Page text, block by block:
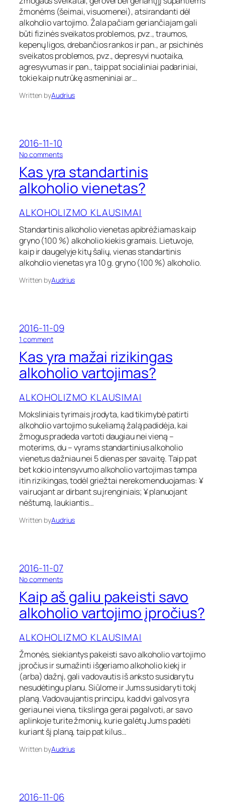
l
i
o
v
a
r
t
o
i
r
o
i
u
s
k
o
h
o
l
i
o
v
r
o
u
k
e
a
m
a
ž
a
l
a
?
žmonėms (šeimai, visuomenei), atsirandanti dėl
alkoholio vartojimo. Žala pačiam geriančiajam gali
būti fizinės sveikatos problemos, pvz., traumos,
kepenų ligos, drebančios rankos ir pan., ar psichinės
sveikatos problemos, pvz., depresyvi nuotaika,
agresyvumas ir pan., taip pat socialiniai padariniai,
tokie kaip nutrūkę asmeniniai ar…
Written byAudrius
2016-11-10
No commentso
K
a
s
r
s
t
a
n
d
a
i
s
l
k
o
h
o
l
i
o
v
i
e
n
e
t
a
s
?
Kas yra standartinis
alkoholio vienetas?
ALKOHOLIZMO KLAUSIMAI
Standartinis alkoholio vienetas apibrėžiamas kaip
gryno (100 %) alkoholio kiekis gramais. Lietuvoje,
kaip ir daugelyje kitų šalių, vienas standartinis
alkoholio vienetas yra 10 g. gryno (100 %) alkoholio.
Written byAudrius
2016-11-09
1 commento
K
a
s
r
m
a
ž
a
i
r
i
z
i
k
n
l
k
h
o
l
o
v
a
r
t
o
j
i
m
a
s
?
Kas yra mažai rizikingas
alkoholio vartojimas?
ALKOHOLIZMO KLAUSIMAI
Moksliniais tyrimais įrodyta, kad tikimybė patirti
alkoholio vartojimo sukeliamą žalą padidėja, kai
žmogus pradeda vartoti daugiau nei vieną –
moterims, du – vyrams standartinius alkoholio
vienetus dažniau nei 5 dienas per savaitę. Taip pat
bet kokio intensyvumo alkoholio vartojimas tampa
itin rizikingas, todėl griežtai nerekomenduojamas: ¥
vairuojant ar dirbant su įrenginiais; ¥ planuojant
nėštumą, laukiantis…
Written byAudrius
2016-11-07
No commentso
K
a
i
a
g
a
l
i
u
p
a
k
e
s
v
Kaip aš galiu pakeisti savo
alkoholio vartojimo įpročius?
ALKOHOLIZMO KLAUSIMAI
Žmonės, siekiantys pakeisti savo alkoholio vartojimo
įpročius ir sumažinti išgeriamo alkoholio kiekį ir
(arba) dažnį, gali vadovautis iš anksto susidarytu
nesudėtingu planu. Siūlome ir Jums susidaryti tokį
planą. Vadovaujantis principu, kad dvi galvos yra
geriau nei viena, tikslinga gerai pagalvoti, ar savo
aplinkoje turite žmonių, kurie galėtų Jums padėti
kuriant šį planą, taip pat kilus…
Written byAudrius
2016-11-06